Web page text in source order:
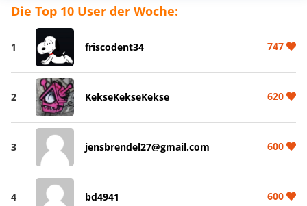
Die Top 10 User der Woche:
1 friscodent34 747
2 KekseKekseKekse 620
3 jensbrendel27@gmail.com 600
4 bd4941 600